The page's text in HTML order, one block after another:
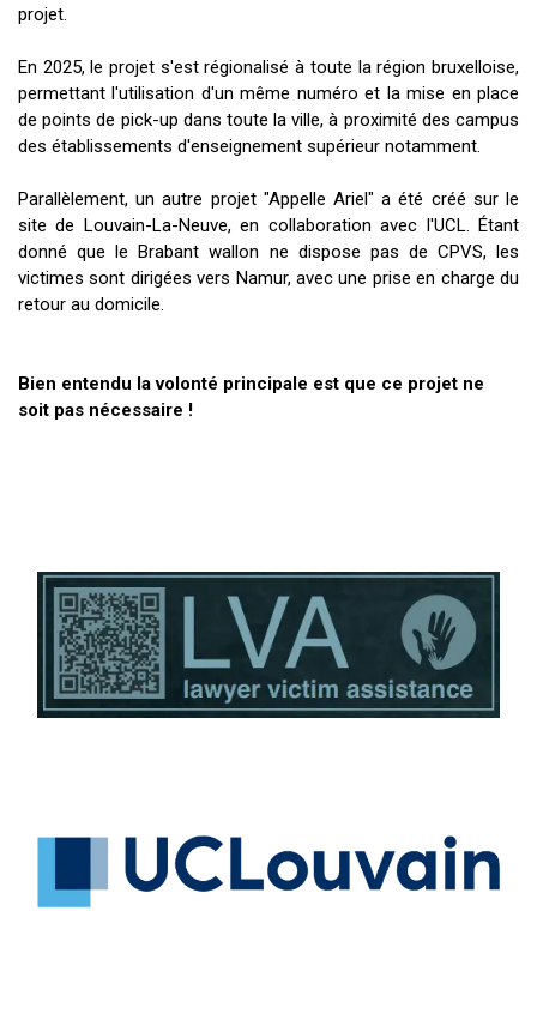
projet.
En 2025, le projet s'est régionalisé à toute la région bruxelloise,
permettant l'utilisation d'un même numéro et la mise en place
de points de pick-up dans toute la ville, à proximité des campus
des établissements d'enseignement supérieur notamment.
Parallèlement, un autre projet "Appelle Ariel" a été créé sur le
site de Louvain-La-Neuve, en collaboration avec l'UCL. Étant
donné que le Brabant wallon ne dispose pas de CPVS, les
victimes sont dirigées vers Namur, avec une prise en charge du
retour au domicile.
Bien entendu la volonté principale est que ce projet ne
soit pas nécessaire !